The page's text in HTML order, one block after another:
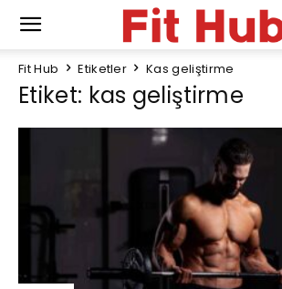
Fit Hub Etiketler Kas geliştirme
Etiket: kas geliştirme